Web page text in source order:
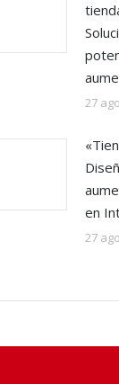
27
en
27